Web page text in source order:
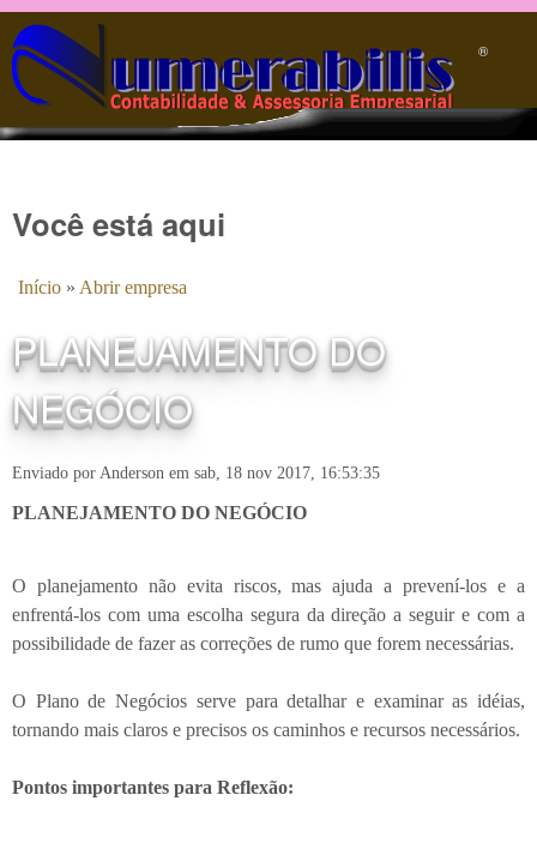
Pular para o conteúdo principal
®️
Você está aqui
Início » Abrir empresa
PLANEJAMENTO DO
NEGÓCIO
Enviado por Anderson em sab, 18 nov 2017, 16:53:35
PLANEJAMENTO DO NEGÓCIO
O planejamento não evita riscos, mas ajuda a prevení-los e a
enfrentá-los com uma escolha segura da direção a seguir e com a
possibilidade de fazer as correções de rumo que forem necessárias.
O Plano de Negócios serve para detalhar e examinar as idéias,
tornando mais claros e precisos os caminhos e recursos necessários.
Pontos importantes para Reflexão: